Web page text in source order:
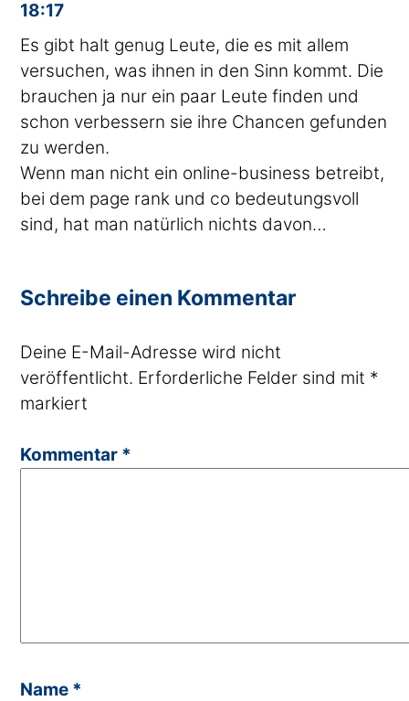
18:17
Es gibt halt genug Leute, die es mit allem
versuchen, was ihnen in den Sinn kommt. Die
brauchen ja nur ein paar Leute finden und
schon verbessern sie ihre Chancen gefunden
zu werden.
Wenn man nicht ein online-business betreibt,
bei dem page rank und co bedeutungsvoll
sind, hat man natürlich nichts davon…
Schreibe einen Kommentar
Deine E-Mail-Adresse wird nicht
veröffentlicht. Erforderliche Felder sind mit *
markiert
Kommentar *
Name *